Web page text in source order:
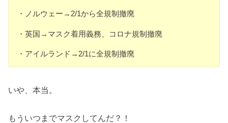
・ノルウェー→2/1から全規制撤廃
・英国→マスク着用義務、コロナ規制撤廃
・アイルランド→2/1に全規制撤廃
いや、本当。
もういつまでマスクしてんだ？！